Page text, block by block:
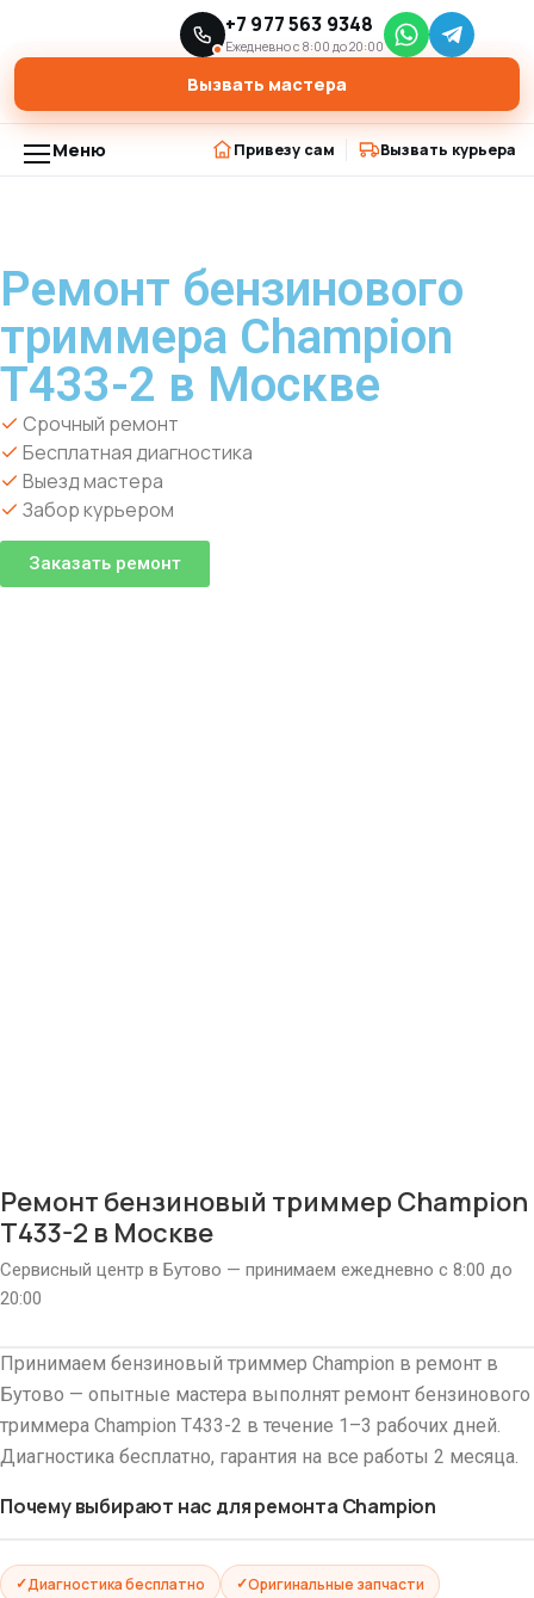
Модели триммеров ›
Ремонт бензинового триммера Champion T433-2 в Москве
+7 977 563 9348
Ежедневно с 8:00 до 20:00
Вызвать мастера
Меню Привезу сам Вызвать курьера
Ремонт бензинового
триммера Champion
T433-2 в Москве
Срочный ремонт
Бесплатная диагностика
Выезд мастера
Забор курьером
Заказать ремонт
Ремонт бензиновый триммер Champion
T433-2 в Москве
Сервисный центр в Бутово — принимаем ежедневно с 8:00 до
20:00
Принимаем бензиновый триммер Champion в ремонт в
Бутово — опытные мастера выполнят ремонт бензинового
триммера Champion T433-2 в течение 1–3 рабочих дней.
Диагностика бесплатно, гарантия на все работы 2 месяца.
Почему выбирают нас для ремонта Champion
Диагностика бесплатно
Оригинальные запчасти